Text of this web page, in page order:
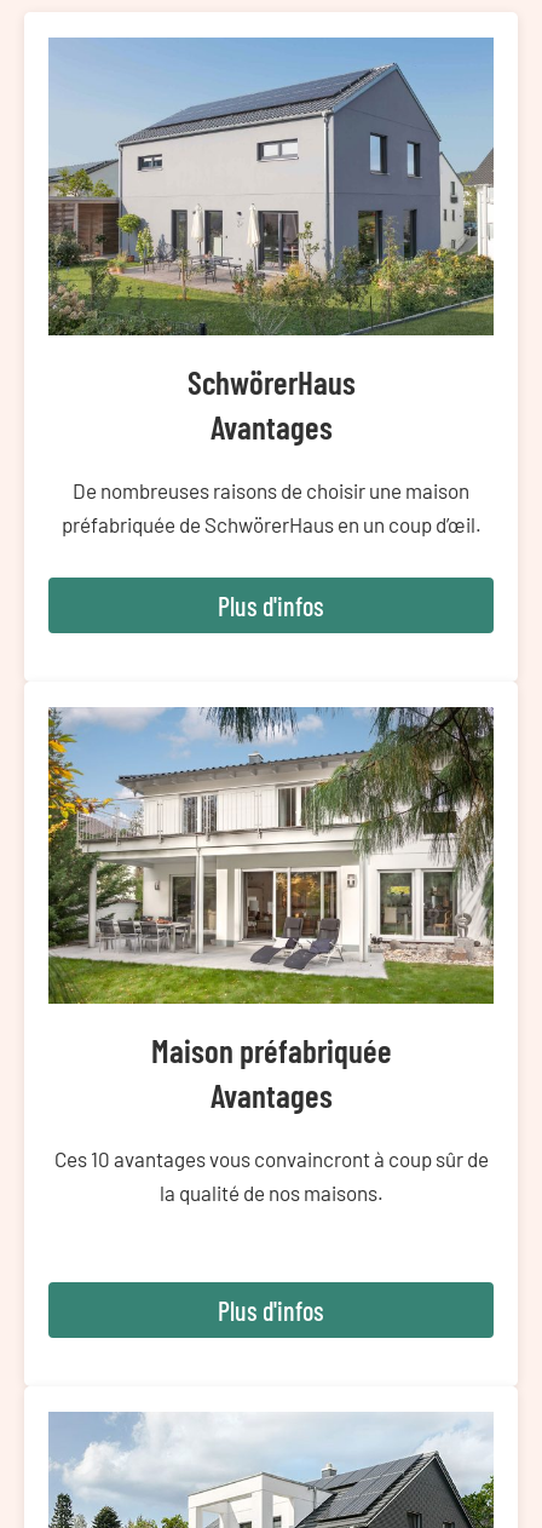
SchwörerHaus
Avantages
De nombreuses raisons de choisir une maison
préfabriquée de SchwörerHaus en un coup d’œil.
Plus d'infos
Maison préfabriquée
Avantages
Ces 10 avantages vous convaincront à coup sûr de
la qualité de nos maisons.
Plus d'infos